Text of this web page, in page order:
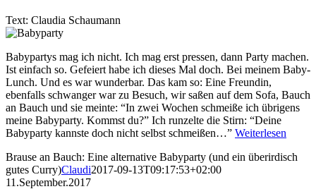
Text: Claudia Schaumann
Babypartys mag ich nicht. Ich mag erst pressen, dann Party machen.
Ist einfach so. Gefeiert habe ich dieses Mal doch. Bei meinem Baby-
Lunch. Und es war wunderbar. Das kam so: Eine Freundin,
ebenfalls schwanger war zu Besuch, wir saßen auf dem Sofa, Bauch
an Bauch und sie meinte: “In zwei Wochen schmeiße ich übrigens
meine Babyparty. Kommst du?” Ich runzelte die Stirn: “Deine
Babyparty kannste doch nicht selbst schmeißen…” Weiterlesen
Brause an Bauch: Eine alternative Babyparty (und ein überirdisch
gutes Curry)Claudi2017-09-13T09:17:53+02:00
11.September.2017